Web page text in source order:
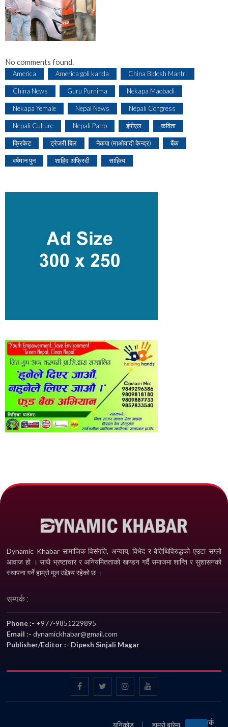
No comments found.
America America goli kanda China Bidesh Mantri
China News Guru Purnima Nekapa Maobadi
Nekapa Yemale Nepal News Nepali Congress
Nepali Culture Nepali Patro ईपीएल कविता
क्रिकेट ट्रेजरी बिल नेकपा (माओवादी केन्द्र) बैंक
वर्षमान पुन शाहिद अफ्रिदी साहित्य
Dynamic Khabar सामाजिक विसंगति, अन्याय, विभेद­ र बेतिथिविरुद्धको एउटा सग्लो
आवाज हो । साथै भ्रष्टाचार र अनियमितताको खण्डन गर्दै समाजमा शान्ति र सुशासनको
स्थापना गर्ने हाम्रो मूल उद्देश्य रहेको छ ।
सम्पर्क :
Phone :- +977-9851229895
Email :-dynamickhabar@gmail.com
Publisher/Editor :- Dipesh Sinjali Magar
युनिकोड हाम्रो बारेमा सम्पर्क